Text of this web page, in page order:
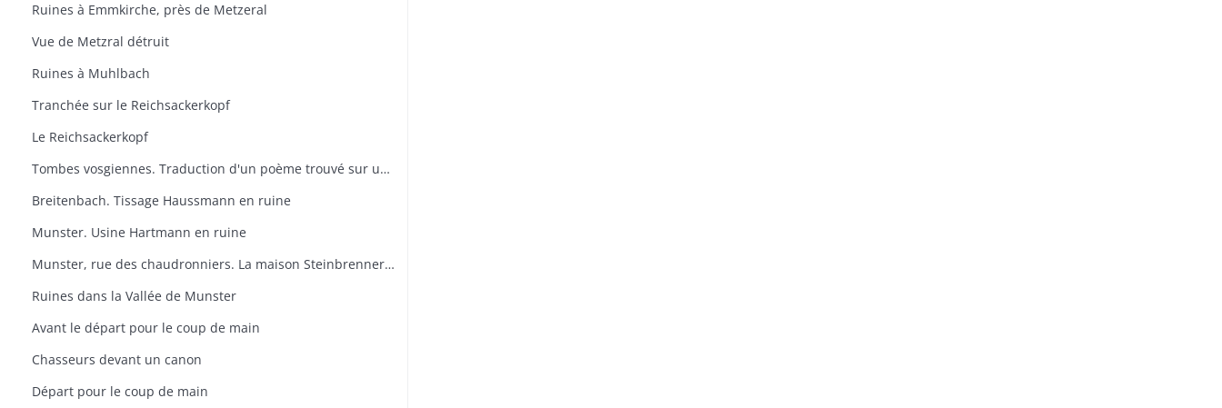
Ruines à Emmkirche, près de Metzeral
Vue de Metzral détruit
Ruines à Muhlbach
Tranchée sur le Reichsackerkopf
Le Reichsackerkopf
Tombes vosgiennes. Traduction d'un poème trouvé sur un prisonnier allemand fait au Reichsacker
Breitenbach. Tissage Haussmann en ruine
Munster. Usine Hartmann en ruine
Munster, rue des chaudronniers. La maison Steinbrenner en ruine
Ruines dans la Vallée de Munster
Avant le départ pour le coup de main
Chasseurs devant un canon
Départ pour le coup de main